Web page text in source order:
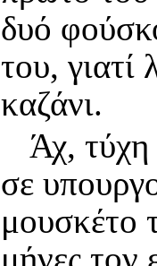
δυό
του, γιατί
καζάνι.
Άχ, τύχη
σε
μουσκέτο
μήνες τον